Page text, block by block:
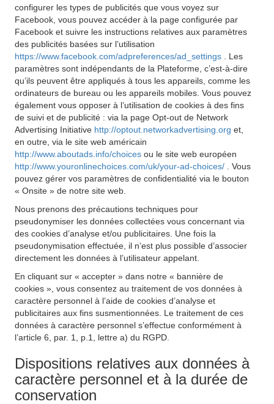
configurer les types de publicités que vous voyez sur
Facebook, vous pouvez accéder à la page configurée par
Facebook et suivre les instructions relatives aux paramètres
des publicités basées sur l’utilisation
https://www.facebook.com/adpreferences/ad_settings
. Les
paramètres sont indépendants de la Plateforme, c’est-à-dire
qu’ils peuvent être appliqués à tous les appareils, comme les
ordinateurs de bureau ou les appareils mobiles. Vous pouvez
également vous opposer à l’utilisation de cookies à des fins
de suivi et de publicité : via la page Opt-out de Network
Advertising Initiative http://optout.networkadvertising.org et,
en outre, via le site web américain
http://www.aboutads.info/choices ou le site web européen
http://www.youronlinechoices.com/uk/your-ad-choices/
. Vous
pouvez gérer vos paramètres de confidentialité via le bouton
« Onsite » de notre site web.
Nous prenons des précautions techniques pour
pseudonymiser les données collectées vous concernant via
des cookies d’analyse et/ou publicitaires. Une fois la
pseudonymisation effectuée, il n’est plus possible d’associer
directement les données à l’utilisateur appelant.
En cliquant sur « accepter » dans notre « bannière de
cookies », vous consentez au traitement de vos données à
caractère personnel à l’aide de cookies d’analyse et
publicitaires aux fins susmentionnées. Le traitement de ces
données à caractère personnel s’effectue conformément à
l’article 6, par. 1, p.1, lettre a) du RGPD.
Dispositions relatives aux données à
caractère personnel et à la durée de
conservation